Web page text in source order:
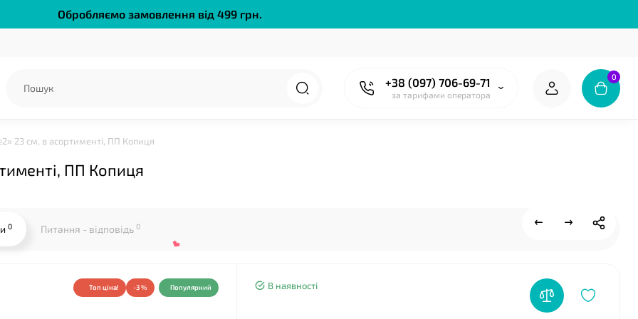
Обробляємо замовлення від 499 грн.
+38 (097) 706-69-71
за тарифами оператора
0
23 см, в асортименті, ПП Копиця
ПП Копиця
0 Питання - відповідь 0
Топ ціна! -3 % Популярний В наявності